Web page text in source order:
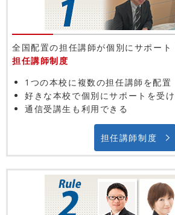
全国配置の担任講師が個別にサポート
担任講師制度
1つの本校に複数の担任講師を配置
好きな本校で個別にサポートを受
通信受講生も利用できる
担任講師制度